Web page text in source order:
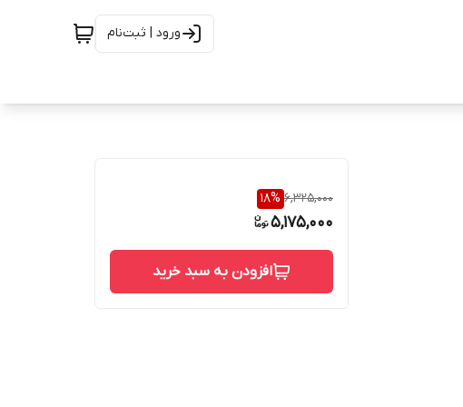
ورود | ثبت‌نام
6,325,000
18%
5,175,000
افزودن به سبد خرید